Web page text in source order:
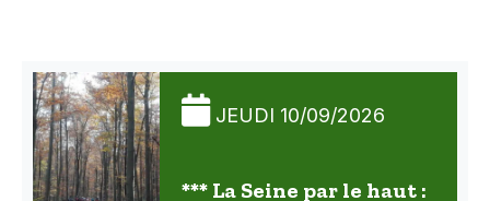
JEUDI 10/09/2026
*** La Seine par le haut :